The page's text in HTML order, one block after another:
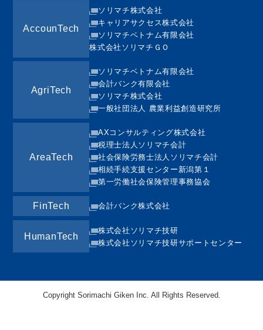
AccounTech
ソリマチ株式会社
キャリアサクセス株式会社
ソリマチベトナム有限会社
株式会社ソリマチＧＯ
AgriTech
ソリマチベトナム有限会社
会計バンク有限会社
ソリマチ株式会社
一般社団法人 農業利益創造研究所
AreaTech
AXコンサルティング株式会社
税理士法人ソリマチ会計
社会保険労務士法人ソリマチ会計
相続手続支援センター新潟第１
第一労働社会保険管理事務協会
FinTech 会計バンク株式会社
HumanTech
株式会社ソリマチ技研
株式会社ソリマチ技研サポートセンター
Copyright Sorimachi Giken Inc. All Rights Reserved.